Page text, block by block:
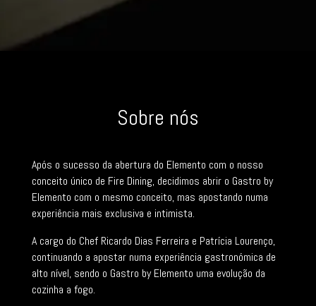
Sobre nós
Após o sucesso da abertura do Elemento com o nosso
conceito único de Fire Dining, decidimos abrir o Gastro by
Elemento com o mesmo conceito, mas apostando numa
experiência mais exclusiva e intimista.
A cargo do Chef Ricardo Dias Ferreira e Patrícia Lourenço,
continuando a apostar numa experiência gastronómica de
alto nível, sendo o Gastro by Elemento uma evolução da
cozinha a fogo.